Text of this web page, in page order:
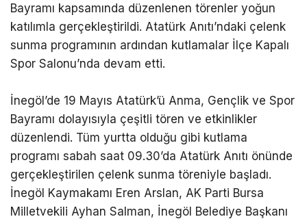
Bayramı kapsamında düzenlenen törenler yoğun
katılımla gerçekleştirildi. Atatürk Anıtı’ndaki çelenk
sunma programının ardından kutlamalar İlçe Kapalı
Spor Salonu’nda devam etti.
İnegöl’de 19 Mayıs Atatürk’ü Anma, Gençlik ve Spor
Bayramı dolayısıyla çeşitli tören ve etkinlikler
düzenlendi. Tüm yurtta olduğu gibi kutlama
programı sabah saat 09.30’da Atatürk Anıtı önünde
gerçekleştirilen çelenk sunma töreniyle başladı.
İnegöl Kaymakamı Eren Arslan, AK Parti Bursa
Milletvekili Ayhan Salman, İnegöl Belediye Başkanı